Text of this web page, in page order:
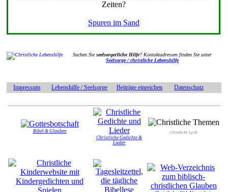
Zeiten?
Spuren im Sand
Suchen Sieseelsorgerliche Hilfe? Kontaktadressen finden Sie unter
Seelsorge / christliche Lebenshilfe
Impressum Lebenshilfe / Seelsorge Beiträge einreichen Datenschutz
Bibel & Glauben
Christliche Gedichte &
Lieder
Christliche Lyrik